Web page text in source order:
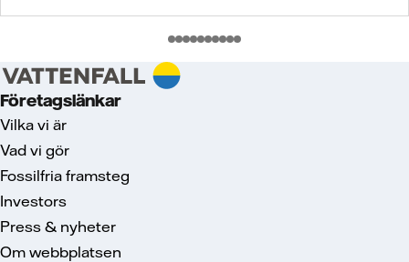
Företagslänkar
Vilka vi är
Vad vi gör
Fossilfria framsteg
Investors
Press & nyheter
Om webbplatsen